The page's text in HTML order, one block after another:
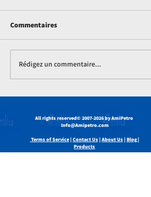
dans les systèmes industriels
des gaz
Commentaires
Rédigez un commentaire...
All rights reserved© 2007-2026 by AmiPetro
Info@Amipetro.com
Terms of Service| Contact Us| About Us| Blog |
Products